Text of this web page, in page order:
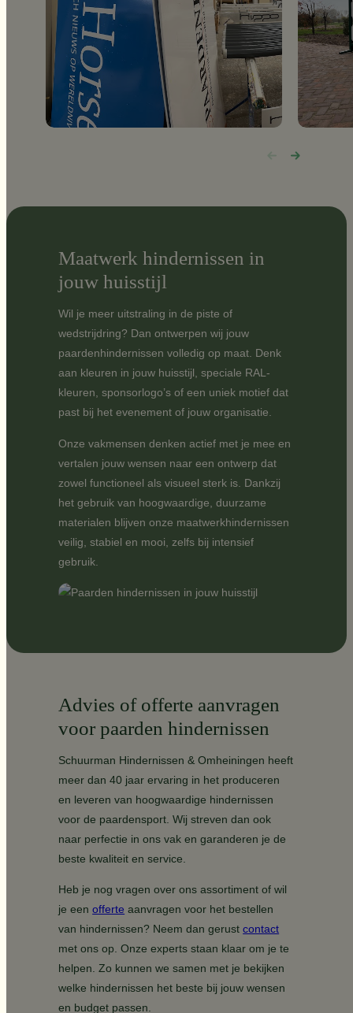
Maatwerk hindernissen in
jouw huisstijl
Wil je meer uitstraling in de piste of
wedstrijdring? Dan ontwerpen wij jouw
paardenhindernissen volledig op maat. Denk
aan kleuren in jouw huisstijl, speciale RAL-
kleuren, sponsorlogo’s of een uniek motief dat
past bij het evenement of jouw organisatie.
Onze vakmensen denken actief met je mee en
vertalen jouw wensen naar een ontwerp dat
zowel functioneel als visueel sterk is. Dankzij
het gebruik van hoogwaardige, duurzame
materialen blijven onze maatwerkhindernissen
veilig, stabiel en mooi, zelfs bij intensief
gebruik.
Advies of offerte aanvragen
voor paarden hindernissen
Schuurman Hindernissen & Omheiningen heeft
meer dan 40 jaar ervaring in het produceren
en leveren van hoogwaardige hindernissen
voor de paardensport. Wij streven dan ook
naar perfectie in ons vak en garanderen je de
beste kwaliteit en service.
Heb je nog vragen over ons assortiment of wil
je eenofferte aanvragen voor het bestellen
van hindernissen? Neem dan gerustcontact
met ons op. Onze experts staan klaar om je te
helpen. Zo kunnen we samen met je bekijken
welke hindernissen het beste bij jouw wensen
en budget passen.